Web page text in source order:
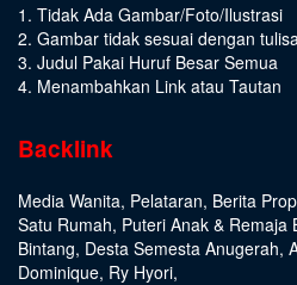
1. Tidak Ada Gambar/Foto/Ilustrasi
2. Gambar tidak sesuai dengan
3. Judul Pakai Huruf Besar Semua
4. Menambahkan Link atau Tautan
Backlink
Media Wanita, Pelataran, Berita
Satu Rumah, Puteri Anak & Remaja
Bintang, Desta Semesta Anugerah,
Dominique, Ry Hyori,